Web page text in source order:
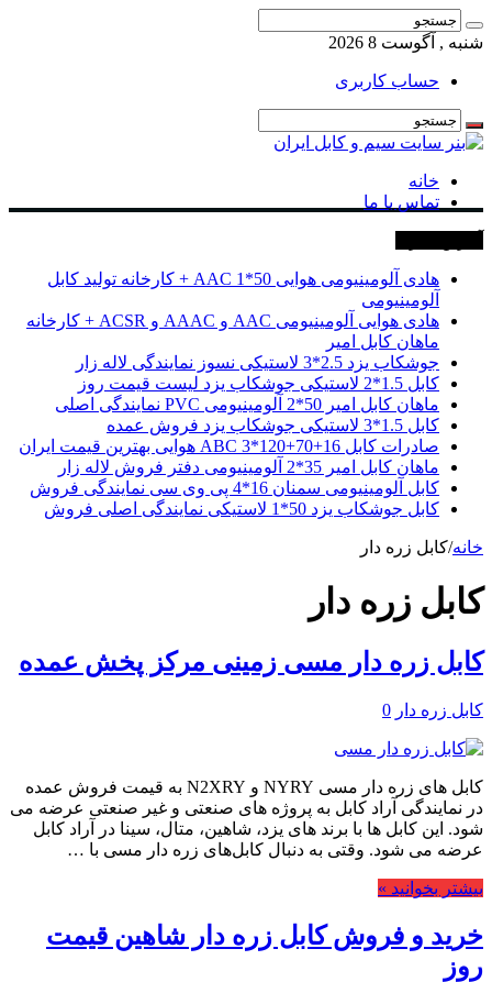
شنبه , آگوست 8 2026
حساب کاربری
خانه
تماس با ما
هادی آلومینیومی هوایی 50*1 AAC + کارخانه تولید کابل
آلومینیومی
هادی هوایی آلومینیومی AAC و AAAC و ACSR + کارخانه
ماهان کابل امیر
جوشکاب یزد 2.5*3 لاستیکی نسوز نمایندگی لاله زار
کابل 1.5*2 لاستیکی جوشکاب یزد لیست قیمت روز
ماهان کابل امیر 50*2 آلومینیومی PVC نمایندگی اصلی
کابل 1.5*3 لاستیکی جوشکاب یزد فروش عمده
صادرات کابل 16+70+120*3 ABC هوایی بهترین قیمت ایران
ماهان کابل امیر 35*2 آلومینیومی دفتر فروش لاله زار
کابل آلومینیومی سمنان 16*4 پی وی سی نمایندگی فروش
کابل جوشکاب یزد 50*1 لاستیکی نمایندگی اصلی فروش
خانه/کابل زره دار
کابل زره دار
کابل زره دار مسی زمینی مرکز پخش عمده
کابل زره دار 0
کابل های زره دار مسی NYRY و N2XRY به قیمت فروش عمده
در نمایندگی آراد کابل به پروژه های صنعتی و غیر صنعتی عرضه می
شود. این کابل ها با برند های یزد، شاهین، متال، سینا در آراد کابل
عرضه می شود. وقتی به دنبال کابل‌های زره دار مسی با …
بیشتر بخوانید »
خرید و فروش کابل زره دار شاهین قیمت
روز